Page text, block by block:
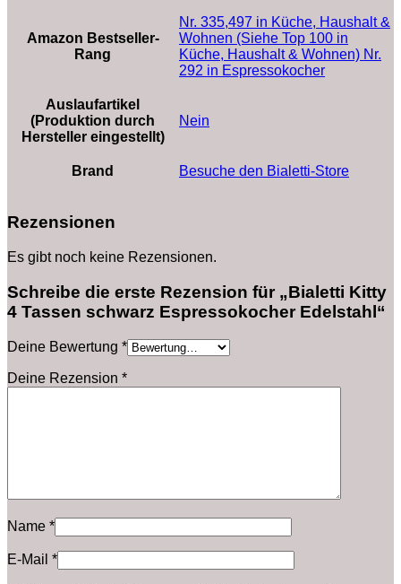
Amazon Bestseller-
Rang
Nr. 335,497 in Küche, Haushalt &
Wohnen (Siehe Top 100 in
Küche, Haushalt & Wohnen) Nr.
292 in Espressokocher
Auslaufartikel
(Produktion durch
Hersteller eingestellt)
‎Nein
Brand Besuche den Bialetti-Store
Rezensionen
Es gibt noch keine Rezensionen.
Schreibe die erste Rezension für „Bialetti Kitty
4 Tassen schwarz Espressokocher Edelstahl“
Deine Bewertung *
Deine Rezension *
Name *
E-Mail *